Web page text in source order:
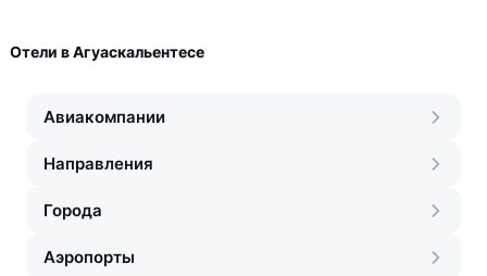
Отели в Агуаскальентесе
Авиакомпании
Направления
Города
Аэропорты